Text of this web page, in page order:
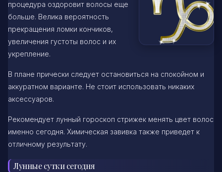
процедура оздоровит волосы еще
больше. Велика вероятность
прекращения ломки кончиков,
увеличения густоты волос и их
укрепление.
В плане прически следует остановиться на спокойном и
аккуратном варианте. Не стоит использовать никаких
аксессуаров.
Рекомендует лунный гороскоп стрижек менять цвет волос
именно сегодня. Химическая завивка также приведет к
отличному результату.
Лунные сутки сегодня